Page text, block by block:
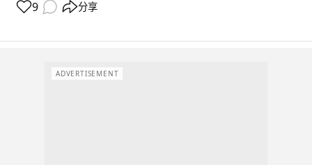
9 分享
ADVERTISEMENT